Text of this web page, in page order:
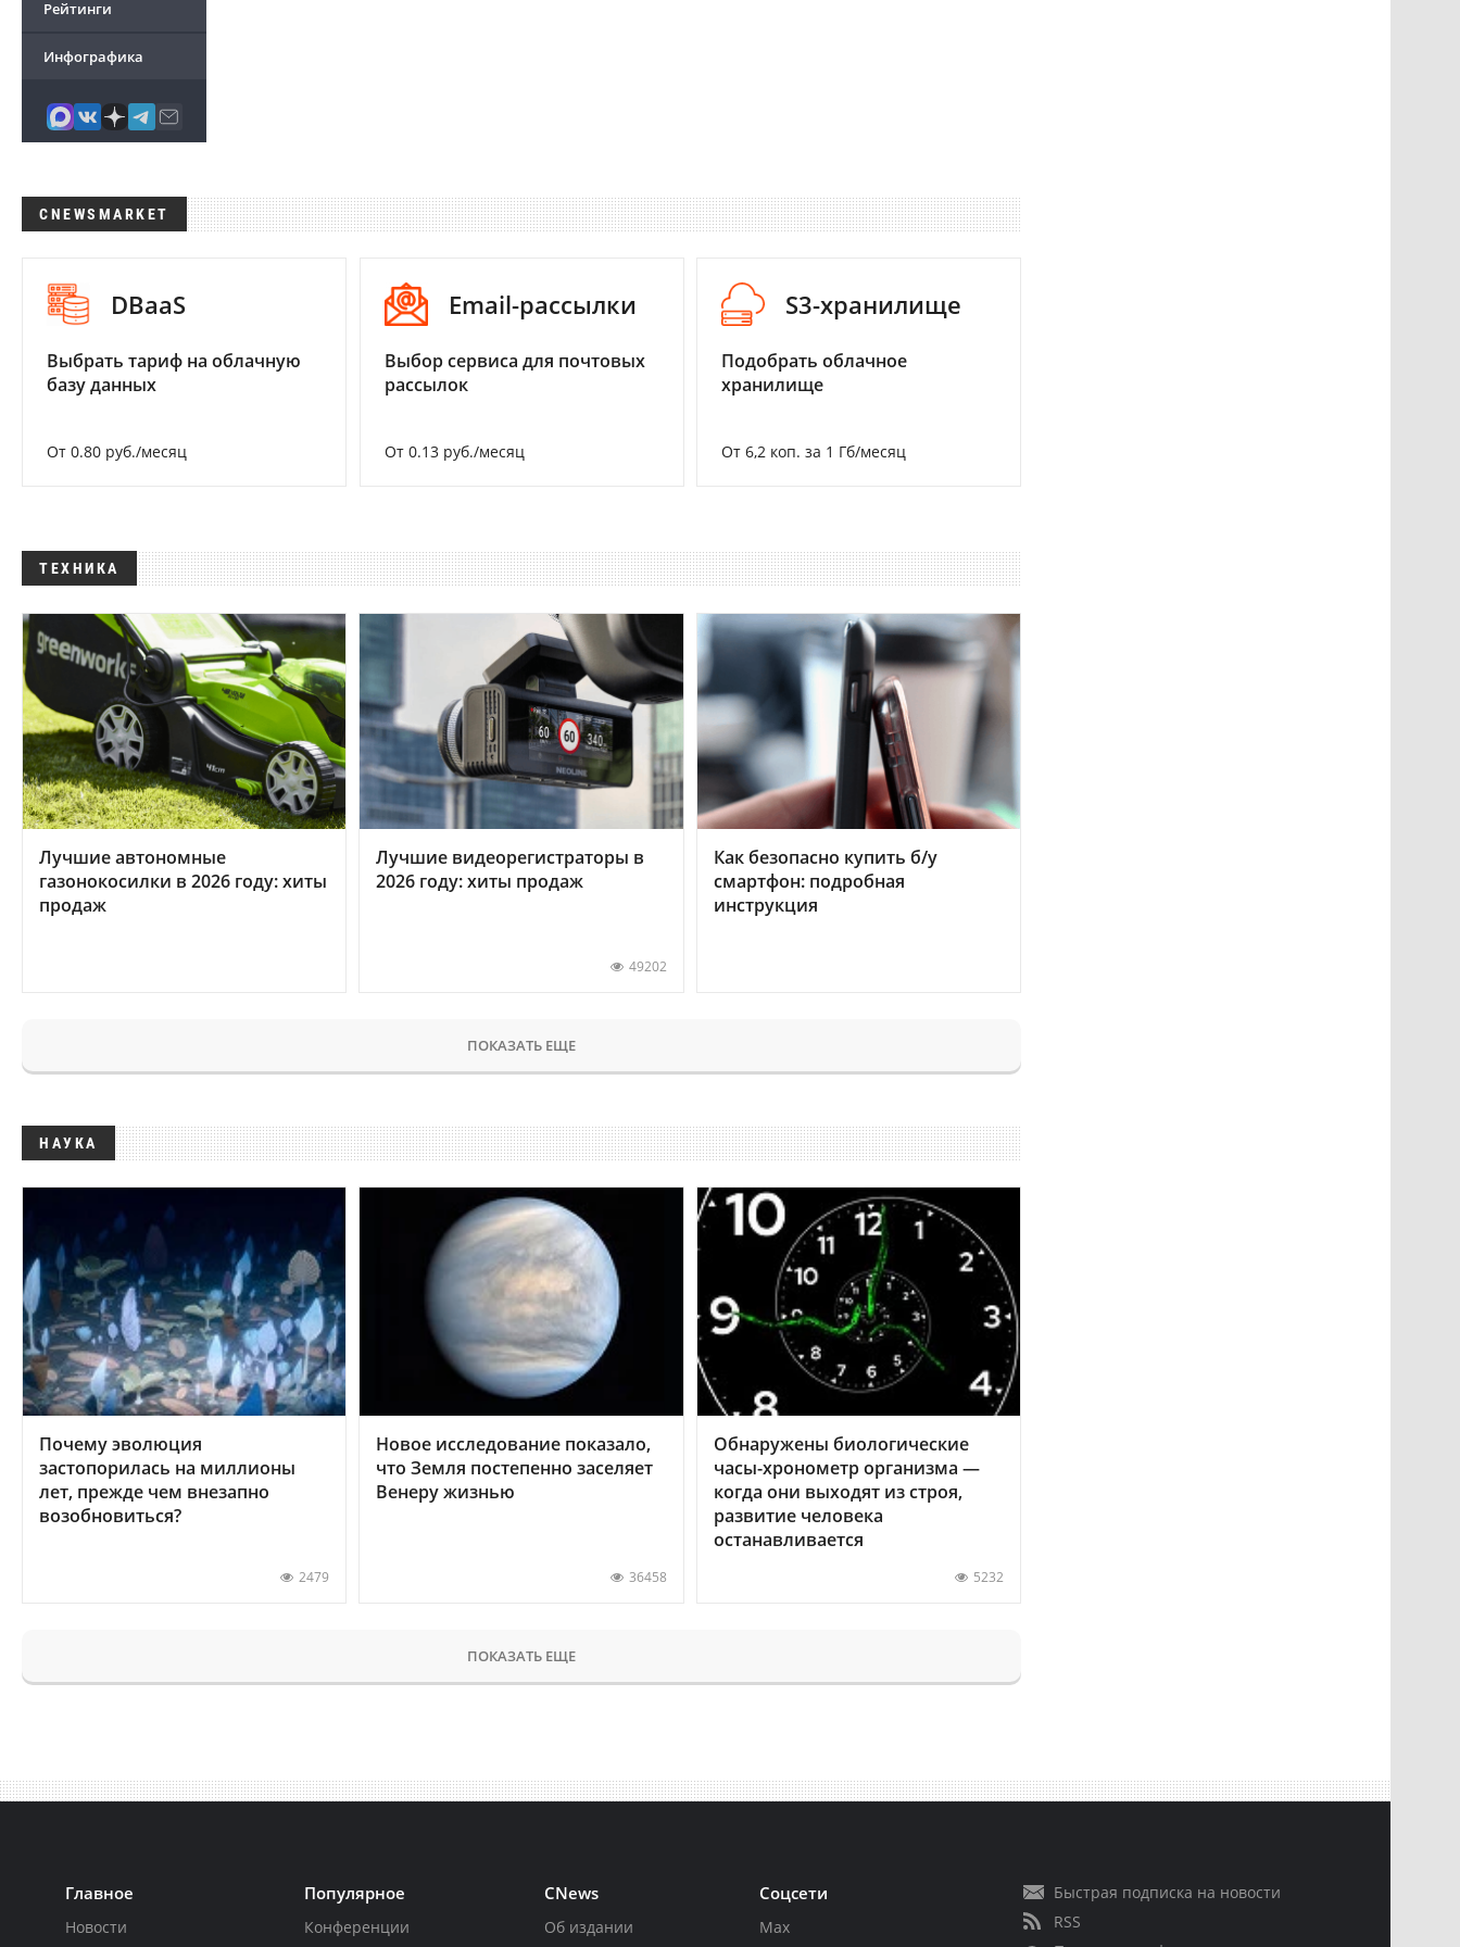
Рейтинги
Инфографика
CNEWSMARKET
DBaaS
Выбрать тариф на облачную
базу данных
От 0.80 руб./месяц
Email-рассылки
Выбор сервиса для почтовых
рассылок
От 0.13 руб./месяц
S3-хранилище
Подобрать облачное
хранилище
От 6,2 коп. за 1 Гб/месяц
ТЕХНИКА
Лучшие автономные
газонокосилки в 2026 году: хиты
продаж
Лучшие видеорегистраторы в
2026 году: хиты продаж
49202
Как безопасно купить б/у
смартфон: подробная
инструкция
ПОКАЗАТЬ ЕЩЕ
НАУКА
Почему эволюция
застопорилась на миллионы
лет, прежде чем внезапно
возобновиться?
2479
Новое исследование показало,
что Земля постепенно заселяет
Венеру жизнью
36458
Обнаружены биологические
часы-хронометр организма —
когда они выходят из строя,
развитие человека
останавливается
5232
ПОКАЗАТЬ ЕЩЕ
Главное
Новости
Популярное
Конференции
CNews
Об издании
Соцсети
Max
Быстрая подписка на новости
RSS